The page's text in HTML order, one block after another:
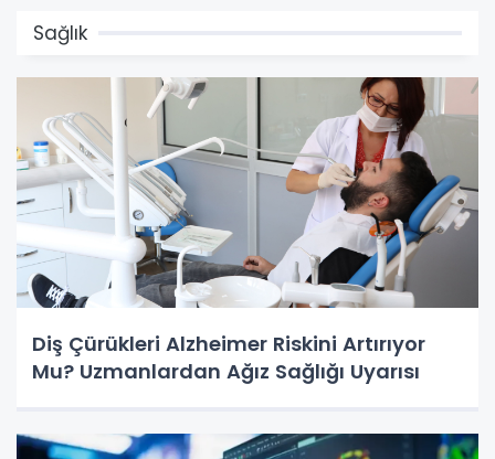
Sağlık
Diş Çürükleri Alzheimer Riskini Artırıyor
Mu? Uzmanlardan Ağız Sağlığı Uyarısı